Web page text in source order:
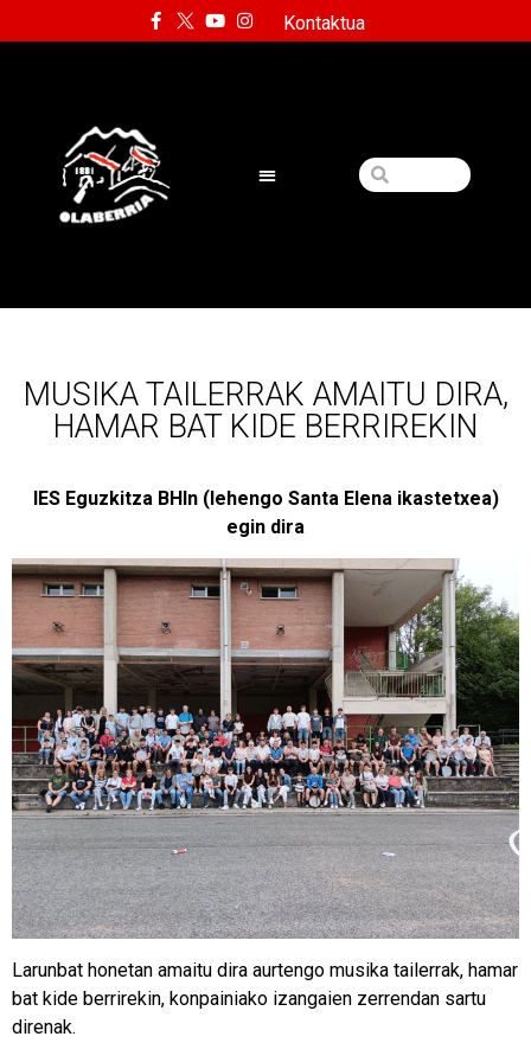
Kontaktua
MUSIKA TAILERRAK AMAITU DIRA,
HAMAR BAT KIDE BERRIREKIN
IES Eguzkitza BHIn (lehengo Santa Elena ikastetxea)
egin dira
Larunbat honetan amaitu dira aurtengo musika tailerrak, hamar
bat kide berrirekin, konpainiako izangaien zerrendan sartu
direnak.